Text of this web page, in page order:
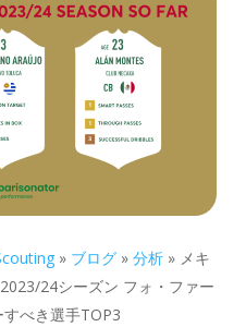
» ブログ »分析 » メキ
24シーズン フォ・ファー
べき選手TOP3